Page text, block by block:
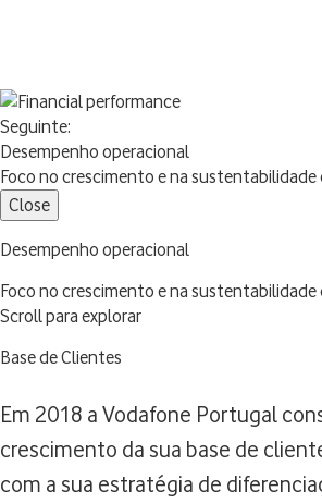
Seguinte:
Desempenho operacional
Foco no crescimento e na sustentabilidade
Close
Desempenho operacional
Foco no crescimento e na sustentabilidade
Scroll para explorar
Base de Clientes
Em 2018 a Vodafone Portugal
crescimento da sua base de
com a sua estratégia de